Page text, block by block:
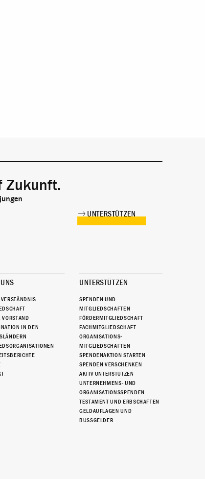
Zukunft.
UNTERSTÜTZEN
IN DEN
UNTERSTÜTZEN
SPENDEN UND
MITGLIEDSCHAFTEN
FÖRDERMITGLIEDSCHAFT
FACHMITGLIEDSCHAFT
ORGANISATIONS-
MITGLIEDSCHAFTEN
SPENDENAKTION STARTEN
SPENDEN VERSCHENKEN
AKTIV UNTERSTÜTZEN
UNTERNEHMENS- UND
ORGANISATIONSSPENDEN
TESTAMENT UND ERBSCHAFTEN
GELDAUFLAGEN UND
BUSSGELDER